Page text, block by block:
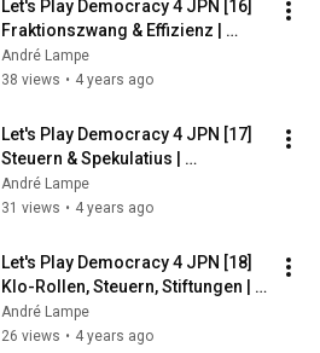
Let's Play Democracy 4 JPN [16]
Fraktionszwang & Effizienz |
#Dienstagspolitik mit Romy
Höhne
André Lampe
38 views • 4 years ago
Let's Play Democracy 4 JPN [17]
Steuern & Spekulatius |
#Dienstagspolitik mit Romy
Höhne
André Lampe
31 views • 4 years ago
Let's Play Democracy 4 JPN [18]
Klo-Rollen, Steuern, Stiftungen |
#Dienstagspolitik mit Romy
Höhne
André Lampe
26 views • 4 years ago